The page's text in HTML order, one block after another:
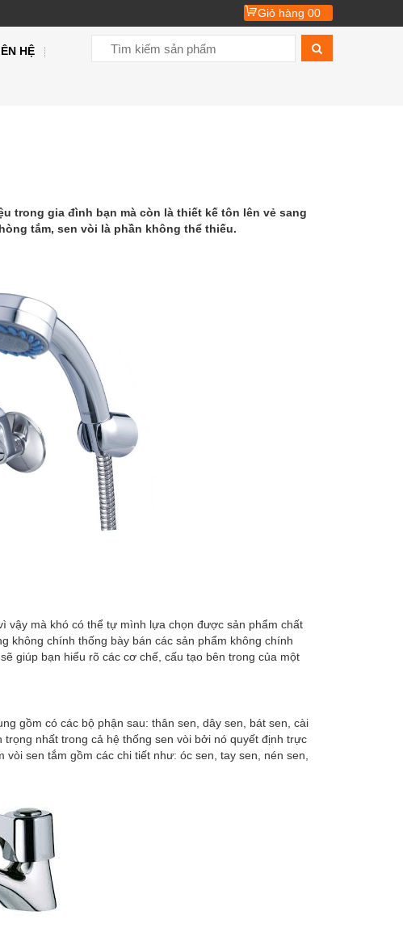
Giỏ hàng 00
HỆ
trong gia đình bạn mà còn là thiết kế tôn lên vẻ sang
tắm, sen vòi là phần không thể thiếu.
vậy mà khó có thể tự mình lựa chọn được sản phẩm chất
không chính thống bày bán các sản phẩm không chính
giúp bạn hiểu rõ các cơ chế, cấu tạo bên trong của một
gồm có các bộ phận sau: thân sen, dây sen, bát sen, cài
nhất trong cả hệ thống sen vòi bởi nó quyết định trực
sen tắm gồm các chi tiết như: óc sen, tay sen, nén sen,